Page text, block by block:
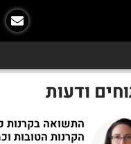
ודעות
התשואה בקרנות
הקרנות הטובות